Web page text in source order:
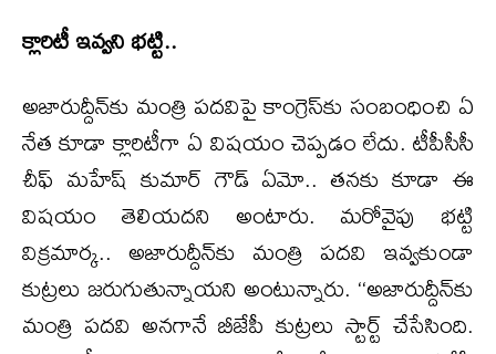
క్లారిటీ ఇవ్వని భట్టి..
అజారుద్దీన్‌కు మంత్రి పదవిపై కాంగ్రెస్‌కు సంబంధించి ఏ
నేత కూడా క్లారిటీగా ఏ విషయం చెప్పడం లేదు. టీపీసీసీ
చీఫ్ మహేష్ కుమార్ గౌడ్ ఏమో.. తనకు కూడా ఈ
విషయం తెలియదని అంటారు. మరోవైపు భట్టి
విక్రమార్క.. అజారుద్దీన్‌కు మంత్రి పదవి ఇవ్వకుండా
కుట్రలు జరుగుతున్నాయని అంటున్నారు. ‘‘అజారుద్దీన్‌కు
మంత్రి పదవి అనగానే బీజేపీ కుట్రలు స్టార్ట్ చేసేసింది.